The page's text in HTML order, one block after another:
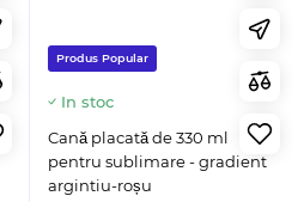
Produs Popular
In stoc
Cană placată de 330 ml
pentru sublimare - gradient
argintiu-roșu